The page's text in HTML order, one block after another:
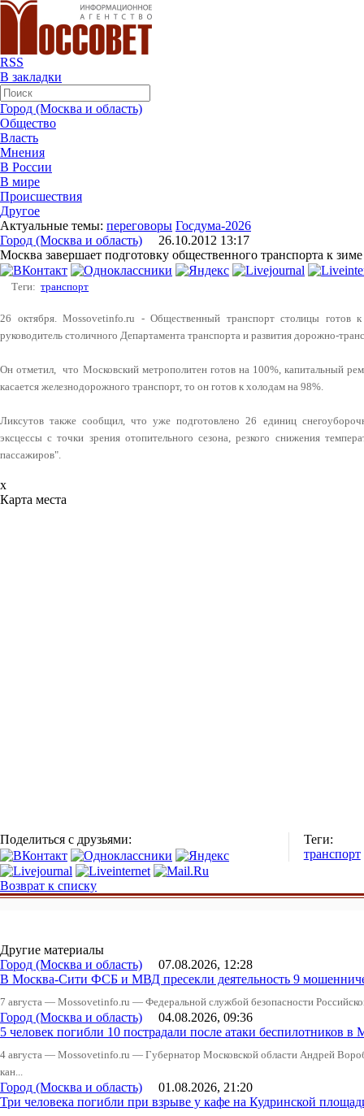
RSS
В закладки
Город (Москва и область)
Общество
Власть
Мнения
В России
В мире
Происшествия
Другое
Актуальные темы: переговоры Госдума-2026
Город (Москва и область) 26.10.2012 13:17
Москва завершает подготовку общественного транспорта к зиме
Теги: транспорт
26 октября. Mossovetinfo.ru - Общественный транспорт столицы готов
руководитель столичного Департамента транспорта и развития дорожно-
Он отметил, что Московский метрополитен готов на 100%, капитальный
касается железнодорожного транспорт, то он готов к холодам на 98%.
Ликсутов также сообщил, что уже подготовлено 26 единиц
эксцессы с точки зрения отопительного сезона, резкого снижения
пассажиров".
x
Карта места
Поделиться с друзьями:
Теги:
транспорт
Возврат к списку
Другие материалы
Город (Москва и область) 07.08.2026, 12:28
В Москва-Сити ФСБ и МВД пресекли деятельность 9
7 августа — Mossovetinfo.ru — Федеральной службой безопасности
Город (Москва и область) 04.08.2026, 09:36
5 человек погибли 10 пострадали после атаки беспилотников в
4 августа — Mossovetinfo.ru — Губернатор Московской области Андрей
кан...
Город (Москва и область) 01.08.2026, 21:20
Три человека погибли при взрыве у кафе на Кудринской